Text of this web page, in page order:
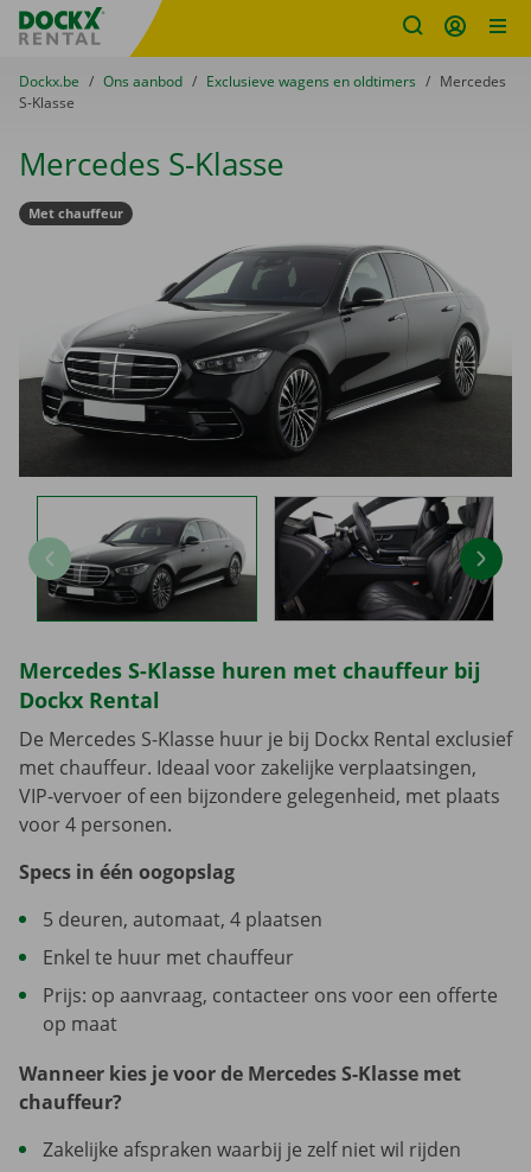
Fratello DEMO
U bevindt zich hier:
van
Dockx.be naar
Ons aanbod naar
Exclusieve wagens en oldtimers naar
Mercedes
S-Klasse
Mercedes S-Klasse
Mercedes S-Klasse huren met chauffeur bij
Dockx Rental
De Mercedes S-Klasse huur je bij Dockx Rental exclusief
met chauffeur. Ideaal voor zakelijke verplaatsingen,
VIP-vervoer of een bijzondere gelegenheid, met plaats
voor 4 personen.
Specs in één oogopslag
5 deuren, automaat, 4 plaatsen
Enkel te huur met chauffeur
Prijs: op aanvraag, contacteer ons voor een offerte
op maat
Wanneer kies je voor de Mercedes S-Klasse met
chauffeur?
Zakelijke afspraken waarbij je zelf niet wil rijden
Met chauffeur